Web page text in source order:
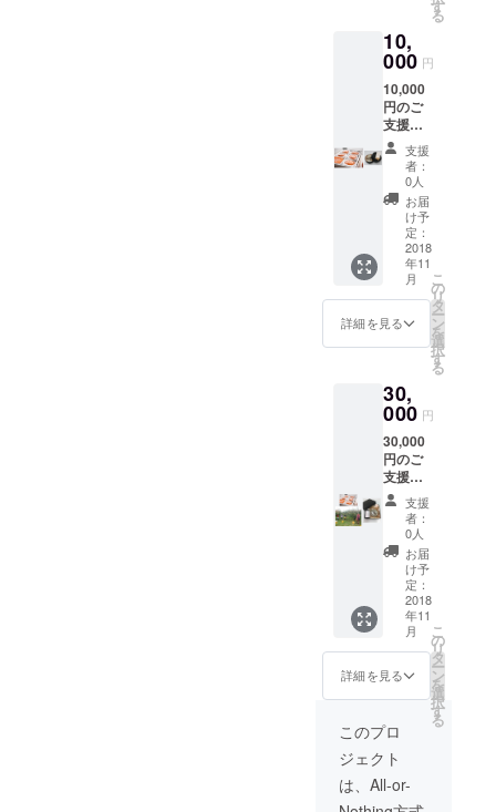
個入り
（無地
の箱詰
め）、
そして
伊吹薬
草の里
文化セ
ンター
いぶき
薬草湯
の入浴
券２枚
をお届
けさせ
ていた
だきま
す
る
10,
000 円
10,000
円のご
支援を
いただ
きまし
た皆様
には、
感謝状
と、最
高級
品・霊
峰６個
入りギ
フト、
そして
伊吹薬
文化セ
ンター
のワッ
クス
バーを
お届け
させて
いただ
きま
す。 伊
吹薬草
の里文
化セン
ターの
アロマ
ワック
スバー
地元の
仲間で
ある伊
吹薬草
の里文
支援
者：
0人
お届
け予
定：
2018
年11
月
詳細を見る
こ
の
リ
タ
ー
ン
を
選
択
す
る
30,
000 円
30,000
円のご
支援を
いただ
きまし
た皆様
には、
感謝状
と、最
高級
品・霊
峰６個
入りギ
フト２
セット
（本人
様用と
先様用
贈答
品）、
伊吹薬
支援
者：
0人
お届
け予
定：
2018
年11
月
詳細を見る
こ
の
リ
タ
ー
ン
を
選
択
す
る
このプロ
ジェクト
は、All-or-